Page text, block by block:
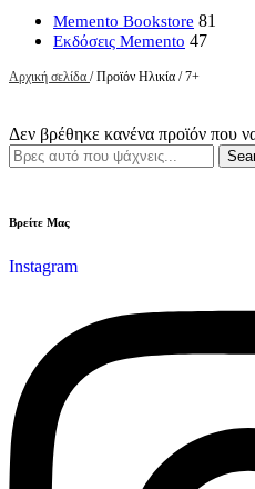
Memento Bookstore 81
Εκδόσεις Memento 47
Αρχική σελίδα / Προϊόν Ηλικία / 7+
Δεν βρέθηκε κανένα προϊόν που
Βρείτε Μας
Instagram